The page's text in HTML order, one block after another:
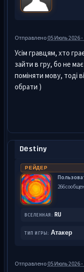
Отправлено05 Июль 2026
Усім гравцям, хто
зайти в гру, бо не
поміняти мову, тоді
обрати )
Dеstiny
РЕЙДЕР
266
ВСЕЛЕННАЯ: RU
ТИП ИГРЫ: Атакер
Отправлено05 Июль 2026 -